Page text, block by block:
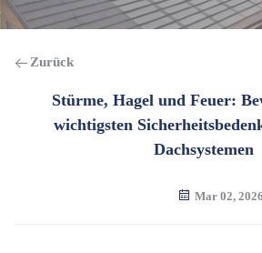
Zurück
Stürme, Hagel und Feuer:
wichtigsten
Dachsystemen
Mar 02, 2026